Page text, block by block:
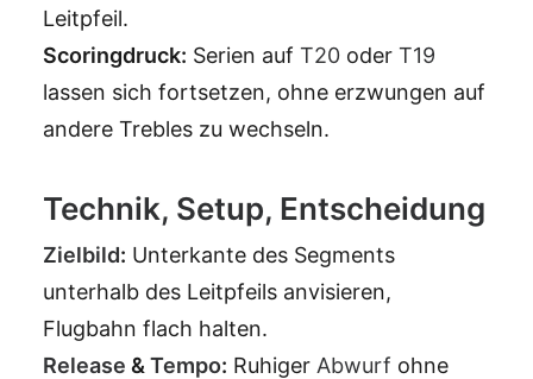
Leitpfeil.
Scoringdruck: Serien auf T20 oder T19
lassen sich fortsetzen, ohne erzwungen auf
andere Trebles zu wechseln.
Technik, Setup, Entscheidung
Zielbild: Unterkante des Segments
unterhalb des Leitpfeils anvisieren,
Flugbahn flach halten.
Release & Tempo: Ruhiger Abwurf ohne